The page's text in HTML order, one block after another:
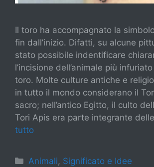
Il toro ha accompagnato la
fin dall’inizio. Difatti, su alcune
stato possibile indentificare
l’incisione dell’animale più
toro. Molte culture antiche e
in tutto il mondo considerano il
sacro; nell’antico Egitto, il culto
Tori Apis era parte integrante
tutto
Categorie
Animali, Significato e Idee